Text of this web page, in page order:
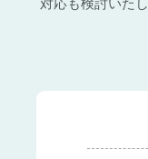
対応も検討いた